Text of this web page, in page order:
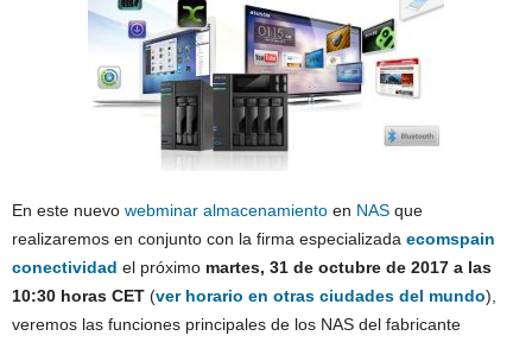
En este nuevo webminar almacenamiento en NAS que
realizaremos en conjunto con la firma especializada ecomspain
conectividad el próximo martes, 31 de octubre de 2017 a las
10:30 horas CET (ver horario en otras ciudades del mundo),
veremos las funciones principales de los NAS del fabricante